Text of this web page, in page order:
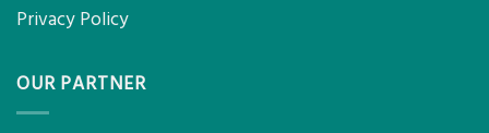
Privacy Policy
OUR PARTNER